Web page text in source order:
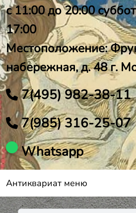
с 11:00 до 20:00
17:00
Местоположение:
набережная, д. 48 г.
7(495) 982-38-11
7(985) 316-25-07
Whatsapp
Антиквариат меню